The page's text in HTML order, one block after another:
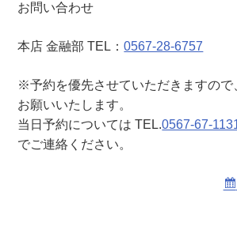
お問い合わせ
本店 金融部 TEL：0567-28-6757
※予約を優先させていただきますので
お願いいたします。
当日予約については TEL.0567-67-
でご連絡ください。